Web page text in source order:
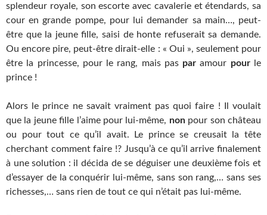
splendeur royale, son escorte avec cavalerie et étendards, sa
cour en grande pompe, pour lui demander sa main…, peut-
être que la jeune fille, saisi de honte refuserait sa demande.
Ou encore pire, peut-être dirait-elle : « Oui », seulement pour
être la princesse, pour le rang, mais pas par amour pourle
prince !
Alors le prince ne savait vraiment pas quoi faire ! Il voulait
que la jeune fille l’aime pour lui-même, nonpour son château
ou pour tout ce qu’il avait. Le prince se creusait la tête
cherchant comment faire !? Jusqu’à ce qu’il arrive finalement
à une solution : il décida de se déguiser une deuxième fois et
d’essayer de la conquérir lui-même, sans son rang,… sans ses
richesses,… sans rien de tout ce qui n’était pas lui-même.